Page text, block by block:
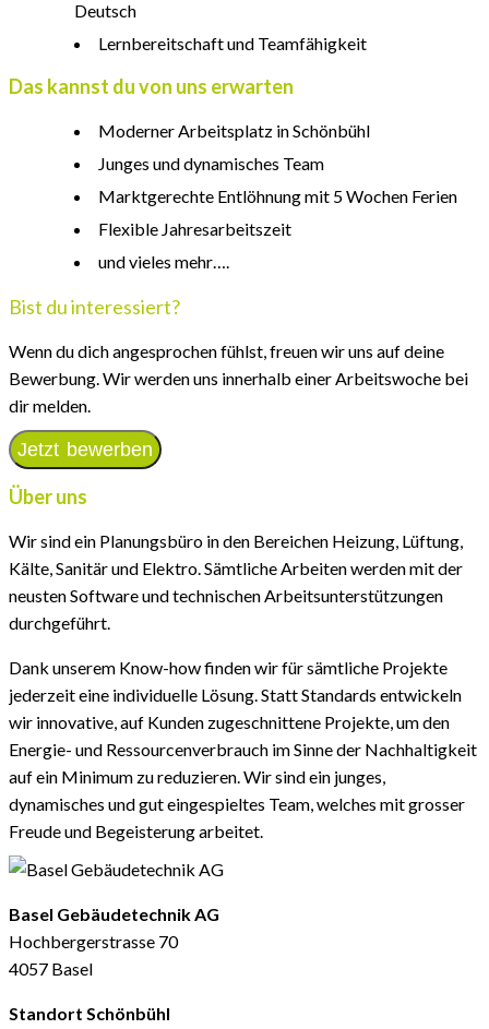
Deutsch
Lernbereitschaft und Teamfähigkeit
Das kannst du von uns erwarten
Moderner Arbeitsplatz in Schönbühl
Junges und dynamisches Team
Marktgerechte Entlöhnung mit 5 Wochen Ferien
Flexible Jahresarbeitszeit
und vieles mehr….
Bist du interessiert?
Wenn du dich angesprochen fühlst, freuen wir uns auf deine
Bewerbung. Wir werden uns innerhalb einer Arbeitswoche bei
dir melden.
Jetzt bewerben
Über uns
Wir sind ein Planungsbüro in den Bereichen Heizung, Lüftung,
Kälte, Sanitär und Elektro. Sämtliche Arbeiten werden mit der
neusten Software und technischen Arbeitsunterstützungen
durchgeführt.
Dank unserem Know-how finden wir für sämtliche Projekte
jederzeit eine individuelle Lösung. Statt Standards entwickeln
wir innovative, auf Kunden zugeschnittene Projekte, um den
Energie- und Ressourcenverbrauch im Sinne der Nachhaltigkeit
auf ein Minimum zu reduzieren. Wir sind ein junges,
dynamisches und gut eingespieltes Team, welches mit grosser
Freude und Begeisterung arbeitet.
Basel Gebäudetechnik AG
Hochbergerstrasse 70
4057 Basel
Standort Schönbühl